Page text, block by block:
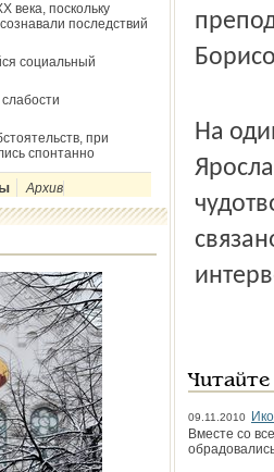
века, поскольку
последствий
социальный
при
спонтанно
Архив
На
09.11.2010
Вместе со